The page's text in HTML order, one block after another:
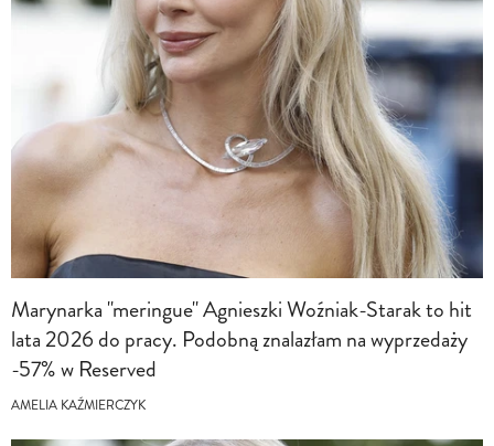
Marynarka "meringue" Agnieszki Woźniak-Starak to hit
lata 2026 do pracy. Podobną znalazłam na wyprzedaży
-57% w Reserved
AMELIA KAŹMIERCZYK